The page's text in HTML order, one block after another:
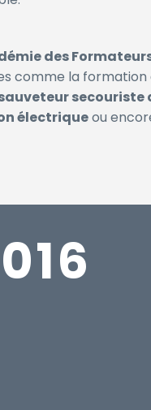
des
comme la
secouriste
électriqueou